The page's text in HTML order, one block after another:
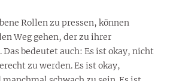
Rollen zu pressen, können
Weg gehen, der zu ihrer
bedeutet auch: Es ist okay, nicht
zu werden. Es ist okay,